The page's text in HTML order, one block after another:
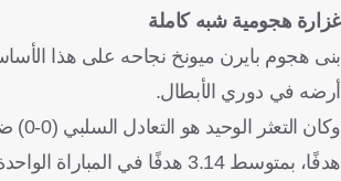
غزارة هجومية شبه كاملة
أرضه في دوري الأبطال.
هدفًا، بمتوسط 3.14 هدفًا في المباراة الواحدة.